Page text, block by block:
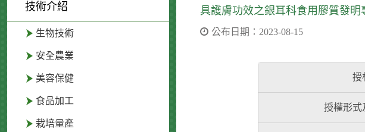
技術介紹
生物技術
安全農業
美容保健
食品加工
栽培量產
具護膚功效之銀耳科食用膠質發明
公布日期：2023-08-15
授
授權形式